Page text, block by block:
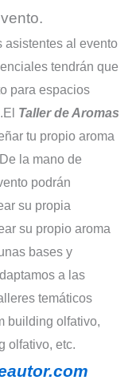
asistentes al evento
tendrán que
para espacios
Taller de Aromas
tu propio aroma
la mano de
podrán
su propia
su propio aroma
bases y
a las
temáticos
building olfativo,
olfativo, etc.